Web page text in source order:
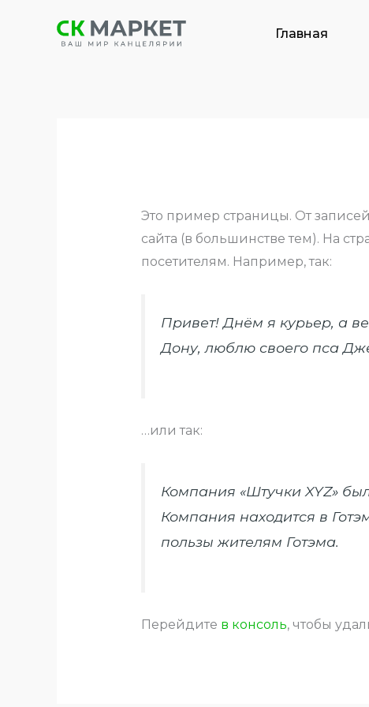
Главная
Это пример страницы. От записей
сайта (в большинстве тем). На
посетителям. Например, так:
Привет! Днём я курьер, а
Дону, люблю своего пса
…или так:
Компания «Штучки XYZ»
Компания находится в
пользы жителям Готэма.
Перейдите в консоль, чтобы